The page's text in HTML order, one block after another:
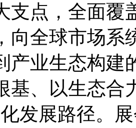
支点，全面覆
向全球市场系
产业生态构建
基、以生态合
发展路径。